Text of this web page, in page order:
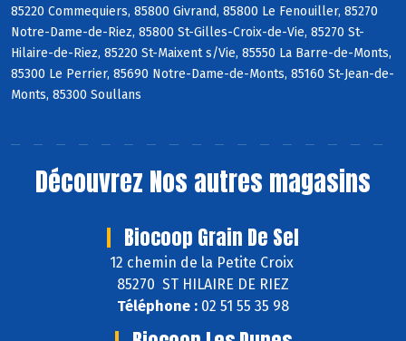
85220 Commequiers, 85800 Givrand, 85800 Le Fenouiller, 85270
Notre-Dame-de-Riez, 85800 St-Gilles-Croix-de-Vie, 85270 St-
Hilaire-de-Riez, 85220 St-Maixent s/Vie, 85550 La Barre-de-Monts,
85300 Le Perrier, 85690 Notre-Dame-de-Monts, 85160 St-Jean-de-
Monts, 85300 Soullans
Découvrez Nos autres magasins
Biocoop Grain De Sel
12 chemin de la Petite Croix
85270 ST HILAIRE DE RIEZ
Téléphone : 02 51 55 35 98